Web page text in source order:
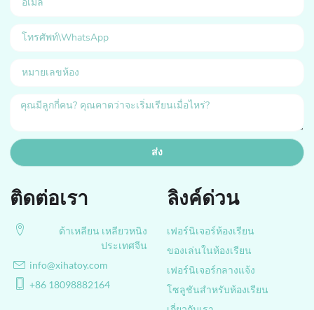
ลิงค์ด่วน
เฟอร์นิเจอร์ห้องเรียน
ของเล่นในห้องเรียน
เฟอร์นิเจอร์กลางแจ้ง
โซลูชันสำหรับห้องเรียน
ติดต่อเรา
ต้าเหลียน เหลียวหนิง
ประเทศจีน
info@xihatoy.com
+86 18098882164
ส่ง